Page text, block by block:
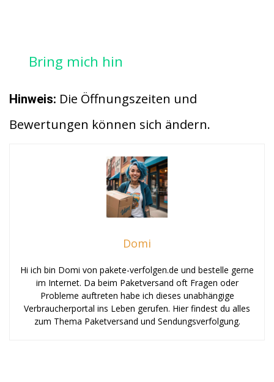
Bring mich hin
Hinweis: Die Öffnungszeiten und
Bewertungen können sich ändern.
Domi
Hi ich bin Domi von pakete-verfolgen.de und bestelle gerne
im Internet. Da beim Paketversand oft Fragen oder
Probleme auftreten habe ich dieses unabhängige
Verbraucherportal ins Leben gerufen. Hier findest du alles
zum Thema Paketversand und Sendungsverfolgung.